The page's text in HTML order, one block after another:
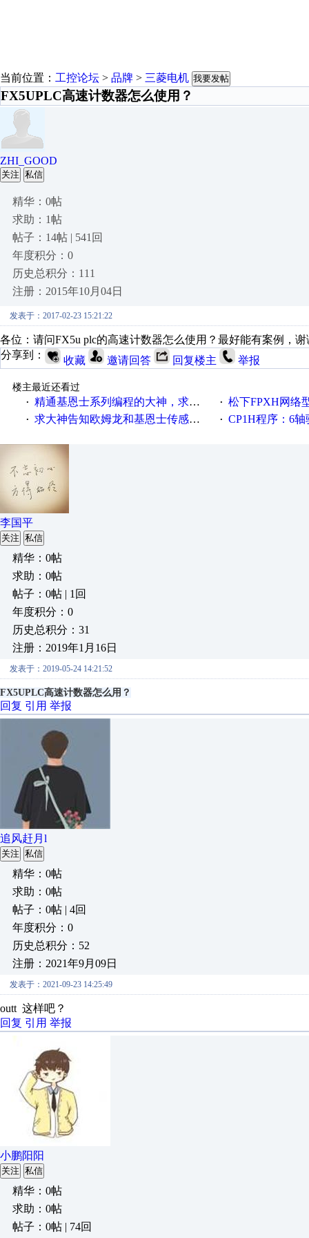
当前位置： 工控论坛 > 品牌 > 三菱电机 我要发帖
FX5UPLC高速计数器怎么使用？
ZHI_GOOD
关注 私信
精华：0帖
求助：1帖
帖子：14帖 | 541回
年度积分：0
历史总积分：111
注册：2015年10月04日
发表于：2017-02-23 15:21:22
各位：请问FX5u plc的高速计数器怎么使用？最好能有案例，谢
分享到：
收藏 邀请回答 回复楼主 举报
楼主最近还看过
· 精通基恩士系列编程的大神，求项目合作 · 松下FPXH网络
· 求大神告知欧姆龙和基恩士传感器的比较（性价比） · CP1H程序：6轴驱动
李国平
关注 私信
精华：0帖
求助：0帖
帖子：0帖 | 1回
年度积分：0
历史总积分：31
注册：2019年1月16日
发表于：2019-05-24 14:21:52
FX5UPLC高速计数器怎么用？
回复 引用 举报
追风赶月l
关注 私信
精华：0帖
求助：0帖
帖子：0帖 | 4回
年度积分：0
历史总积分：52
注册：2021年9月09日
发表于：2021-09-23 14:25:49
outt 这样吧？
回复 引用 举报
小鹏阳阳
关注 私信
精华：0帖
求助：0帖
帖子：0帖 | 74回